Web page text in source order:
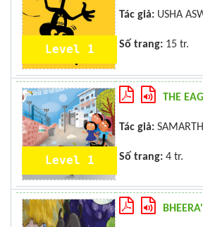
Level 1
Tác giả: USHA
Số trang: 15 tr.
Level 1
THE
Tác giả:
Số trang: 4 tr.